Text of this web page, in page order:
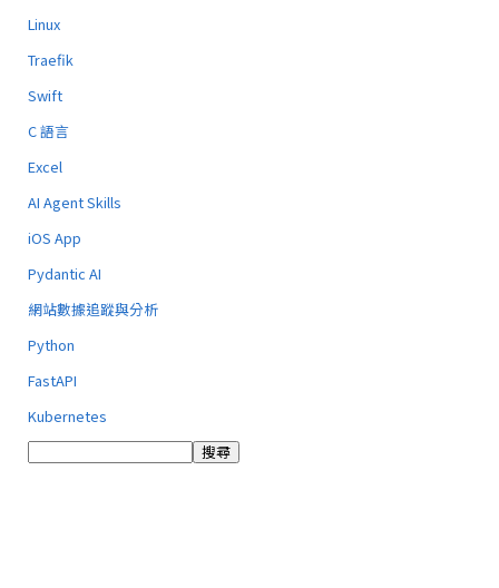
Linux
Traefik
Swift
C 語言
Excel
AI Agent Skills
iOS App
Pydantic AI
網站數據追蹤與分析
Python
FastAPI
Kubernetes